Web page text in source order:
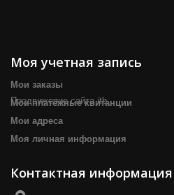
Продвижение сайта itb
Моя учетная запись
Мои заказы
Мои платёжные квитанции
Мои адреса
Моя личная информация
Контактная информация